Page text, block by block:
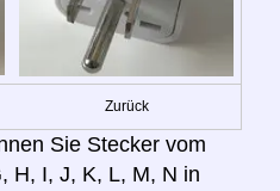
Zurück
Sie Stecker vom
H, I, J, K, L, M, N in